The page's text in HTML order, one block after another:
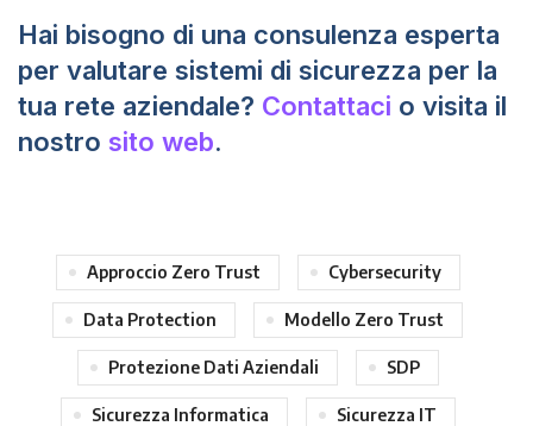
Hai bisogno di una consulenza esperta
per valutare sistemi di sicurezza per la
tua rete aziendale? Contattaci o visita il
nostro sito web.
Approccio Zero Trust Cybersecurity
Data Protection Modello Zero Trust
Protezione Dati Aziendali SDP
Sicurezza Informatica Sicurezza IT